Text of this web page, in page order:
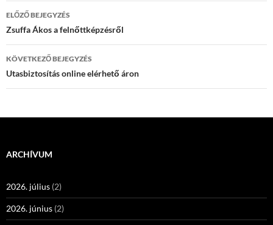
Bejegyzések
navigációja
ELŐZŐ BEJEGYZÉS
Zsuffa Ákos a felnőttképzésről
KÖVETKEZŐ BEJEGYZÉS
Utasbiztosítás online elérhető áron
ARCHÍVUM
2026. július (2)
2026. június (2)